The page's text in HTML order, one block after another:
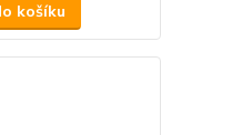
košíku